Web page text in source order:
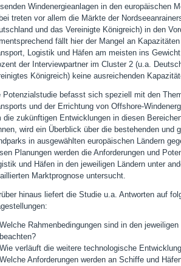
Windenergieanlagen in den europäischen
treten vor allem die Märkte der
und das Vereinigte Königreich) in den
fällt hier der Mangel an
Logistik und Häfen am meisten ins
der Interviewpartner im Cluster 2 (u.a.
Königreich) keine ausreichenden
Potenzialstudie befasst sich speziell mit den
und der Errichtung von Offshore-
die zukünftigen Entwicklungen in diesen
wird ein Überblick über die bestehenden und
in ausgewählten europäischen Ländern
Planungen werden die Anforderungen und
und Häfen in den jeweiligen Ländern unter
Marktprognose untersucht.
hinaus liefert die Studie u.a. Antworten auf
Welche Rahmenbedingungen sind in den jeweiligen
beachten?
Wie verläuft die weitere technologische
Welche Anforderungen werden an Schiffe und